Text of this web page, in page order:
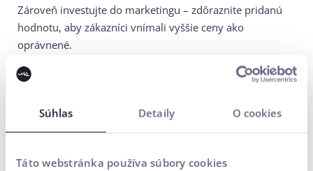
Súhlas Detaily O cookies
Táto webstránka používa súbory cookies
Zároveň investujte do marketingu – zdôraznite pridanú
hodnotu, aby zákazníci vnímali vyššie ceny ako
oprávnené.
5. Plánujte cash-flow:
Zmeny v DPH ovplyvnia aj váš
cash-flow. Naplánujte si platby tak, aby boli čo
finančné rezervy, ktoré vám pomôžu prečkať obdobie